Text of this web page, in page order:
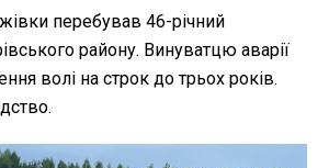
перебував 46-річний
району. Винуватцю аварії
волі на строк до трьох років.